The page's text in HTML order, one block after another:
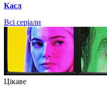
Касл
Всі серіали
Цікаве